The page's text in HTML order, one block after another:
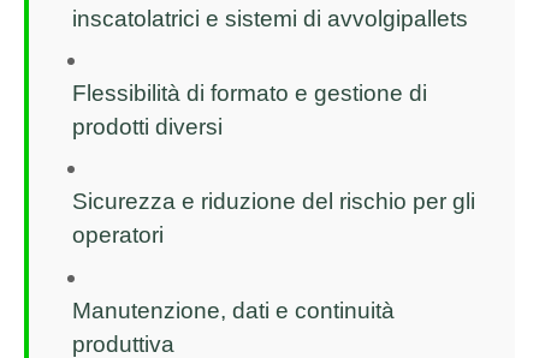
inscatolatrici e sistemi di avvolgipallets
Flessibilità di formato e gestione di
prodotti diversi
Sicurezza e riduzione del rischio per gli
operatori
Manutenzione, dati e continuità
produttiva